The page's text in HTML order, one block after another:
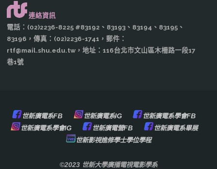
連絡資訊
電話：(02)2236-8225 #83192、83193、83194、83195、
83196，傳真：(02)2236-1741，郵件：
rtf@mail.shu.edu.tw，地址：116台北市文山區木柵路一段17
巷1號
世新廣電系FB 世新廣電系IG
世新廣電系學會FB
世新廣電系學會IG
世新廣電營FB
世新廣電系畢展
世新影視進修學士學位學程
©2023 世新大學廣播電視電影學系